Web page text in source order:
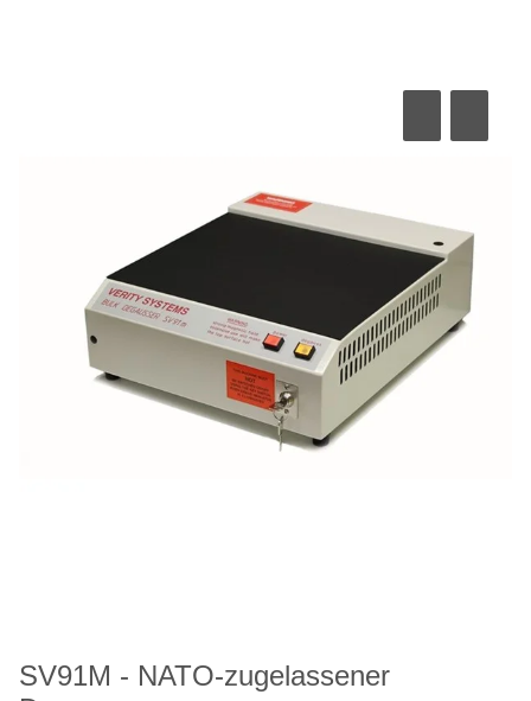
SV91M - NATO-zugelassener